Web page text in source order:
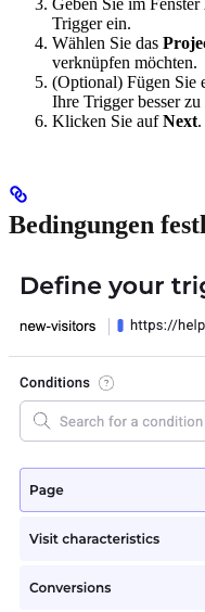
Trigger ein.
Wählen Sie das
verknüpfen möchten.
(Optional) Fügen Sie
Ihre Trigger besser zu
Klicken Sie aufNext.
Bedingungen